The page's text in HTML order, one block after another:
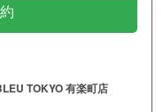
TOKYO 有楽町店